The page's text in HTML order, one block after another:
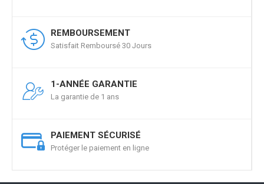
REMBOURSEMENT
Satisfait Remboursé 30 Jours
1-ANNÉE GARANTIE
La garantie de 1 ans
PAIEMENT SÉCURISÉ
Protéger le paiement en ligne